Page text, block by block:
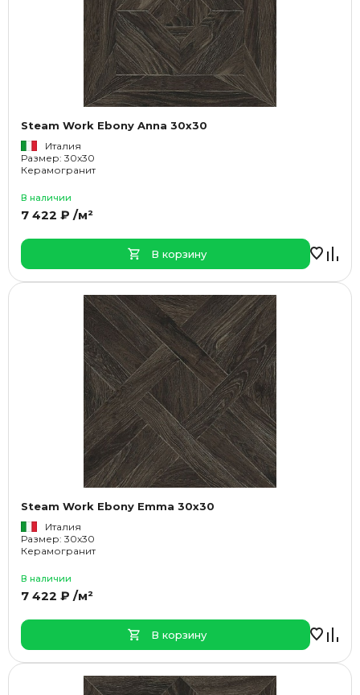
Steam Work Ebony Anna 30x30
Италия
Размер: 30x30
Керамогранит
В наличии
7 422 ₽ /м²
В корзину
Steam Work Ebony Emma 30x30
Италия
Размер: 30x30
Керамогранит
В наличии
7 422 ₽ /м²
В корзину